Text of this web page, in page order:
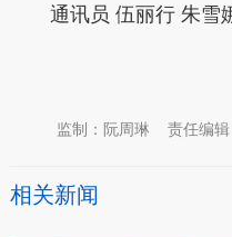
通讯员 伍丽行 朱雪
责任编
监制：阮周琳
相关新闻